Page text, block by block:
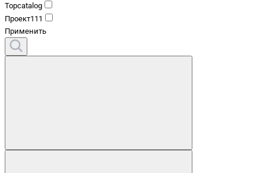
Topcatalog
Проект111
Применить